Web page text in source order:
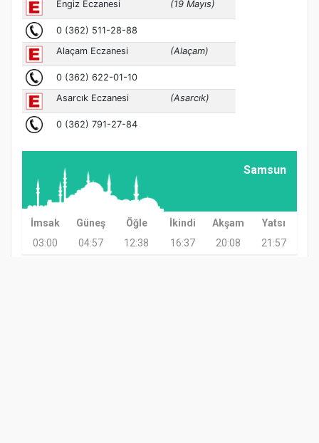
Samsun
İmsak Güneş Öğle İkindi Akşam
Yatsı
03:00
04:57 12:38 16:37 20:08 21:57